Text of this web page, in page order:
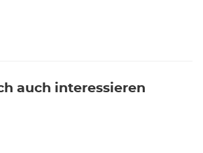
auch interessieren